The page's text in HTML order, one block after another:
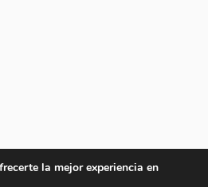
la mejor experiencia en